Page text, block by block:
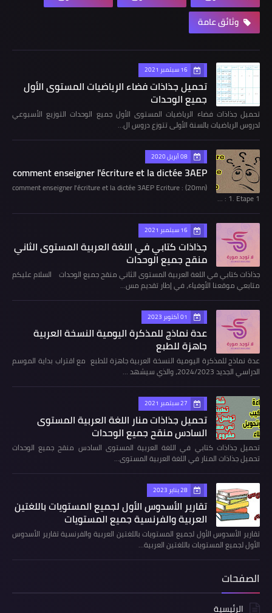
وثائق عامة
16 سبتمبر 2021
تحميل جذاذات فضاء الرياضيات المستوى الأول
جميع الوحدات
تحميل جذاذات فضاء الرياضيات المستوى الأول جميع الوحدات التوزيع الأسبوعي
لدروس الرياضيات بالسنة الأولى تتوزع دروس ال…
08 أبريل 2020
comment enseigner l'écriture et la dictée 3AEP
comment enseigner l'écriture et la dictée 3AEP Ecriture : (20mn)
1. Etape 1 : …
16 سبتمبر 2021
جذاذات كتابي في اللغة العربية المستوى الثاني
منقح جميع الوحدات
جذاذات كتابي في اللغة العربية المستوى الثاني منقح جميع الوحدات السلام عليكم
متابعي موقعنا الأوفياء، في إطار تقديم مس…
01 أكتوبر 2023
عدة نماذج للمذكرة اليومية النسخة العربية
جاهزة للطبع
عدة نماذج للمذكرة اليومية النسخة العربية جاهزة للطبع مع اقتراب بداية الموسم
الدراسي الجديد 2024/2023، والذي سيشهد …
27 سبتمبر 2021
تحميل جذاذات منار اللغة العربية المستوى
السادس منقح جميع الوحدات
تحميل جذاذات كتابي في اللغة العربية المستوى السادس منقح جميع الوحدات
تحميل جذاذات المنار في اللغة العربية المستوى…
28 يناير 2023
تقارير الأسدوس الأول لجميع المستويات باللغتين
العربية والفرنسية جميع المستويات
تقارير الأسدوس الأول لجميع المستويات باللغتين العربية والفرنسية تقارير الأسدوس
الأول لجميع المستويات باللغتين العربية…
الصفحات
الرئيسية